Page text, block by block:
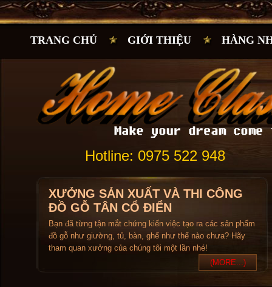
TRANG CHỦ GIỚI THIỆU HÀNG
Hotline: 0975 522 948
XƯỞNG SẢN XUẤT VÀ THI CÔNG
ĐỒ GỖ TÂN CỔ ĐIỂN
Bạn đã từng tận mắt chứng kiến việc tạo ra các sản phẩm
đồ gỗ như giường, tủ, bàn, ghế như thế nào chưa? Hãy
tham quan xưởng của chúng tôi một lần nhé!
(MORE...)